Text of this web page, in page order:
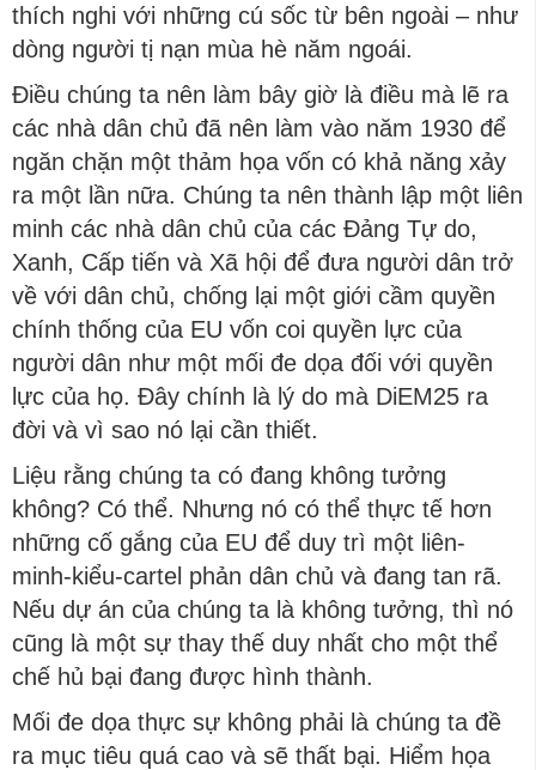
thích nghi với những cú sốc từ bên ngoài – như
dòng người tị nạn mùa hè năm ngoái.
Điều chúng ta nên làm bây giờ là điều mà lẽ ra
các nhà dân chủ đã nên làm vào năm 1930 để
ngăn chặn một thảm họa vốn có khả năng xảy
ra một lần nữa. Chúng ta nên thành lập một liên
minh các nhà dân chủ của các Đảng Tự do,
Xanh, Cấp tiến và Xã hội để đưa người dân trở
về với dân chủ, chống lại một giới cầm quyền
chính thống của EU vốn coi quyền lực của
người dân như một mối đe dọa đối với quyền
lực của họ. Đây chính là lý do mà DiEM25 ra
đời và vì sao nó lại cần thiết.
Liệu rằng chúng ta có đang không tưởng
không? Có thể. Nhưng nó có thể thực tế hơn
những cố gắng của EU để duy trì một liên-
minh-kiểu-cartel phản dân chủ và đang tan rã.
Nếu dự án của chúng ta là không tưởng, thì nó
cũng là một sự thay thế duy nhất cho một thể
chế hủ bại đang được hình thành.
Mối đe dọa thực sự không phải là chúng ta đề
ra mục tiêu quá cao và sẽ thất bại. Hiểm họa